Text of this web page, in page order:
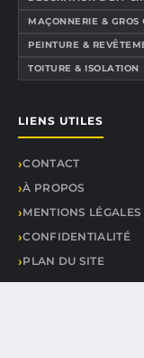
MAÇONNERIE & GROS
PEINTURE &
TOITURE & ISOLATION
LIENS UTILES
CONTACT
À PROPOS
MENTIONS LÉGALES
CONFIDENTIALITÉ
PLAN DU SITE